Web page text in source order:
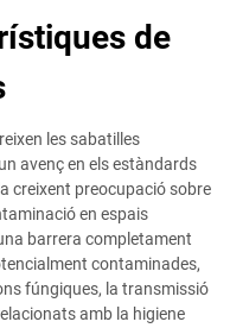
de
les sabatilles
avenç en els estàndards
creixent preocupació sobre
en espais
barrera completament
contaminades,
fúngiques, la transmissió
amb la higiene